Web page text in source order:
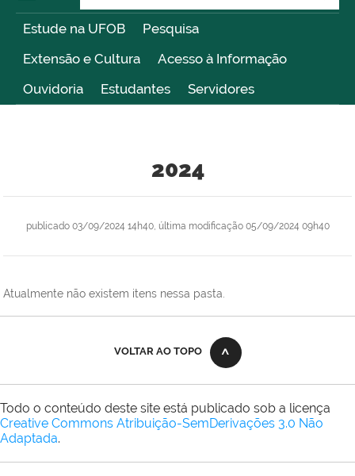
Estude na UFOB
Pesquisa
Extensão e Cultura
Acesso à Informação
Ouvidoria
Estudantes Servidores
2024
publicado03/09/2024 14h40, última modificação05/09/2024 09h40
Atualmente não existem itens nessa pasta.
VOLTAR AO TOPO
Todo o conteúdo deste site está publicado sob a licença
Creative Commons Atribuição-SemDerivações 3.0 Não
Adaptada.